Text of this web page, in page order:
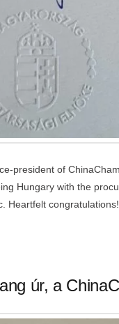
president of
Hungary with the
Heartfelt congratulations!
úr, a